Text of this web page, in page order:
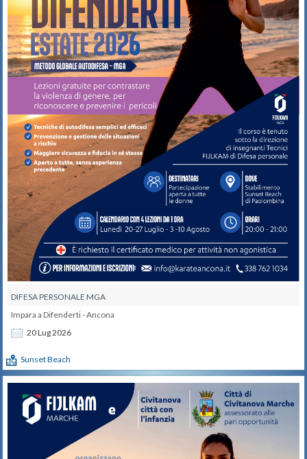
DIFESA PERSONALE MGA
20Lug2026
Impara a Difenderti - Ancona
Sunset Beach